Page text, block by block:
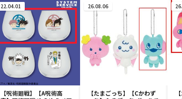
22.04.01
【呪術廻戦】【A呪術高
26.08.06
【たまごっち】【Cかわず